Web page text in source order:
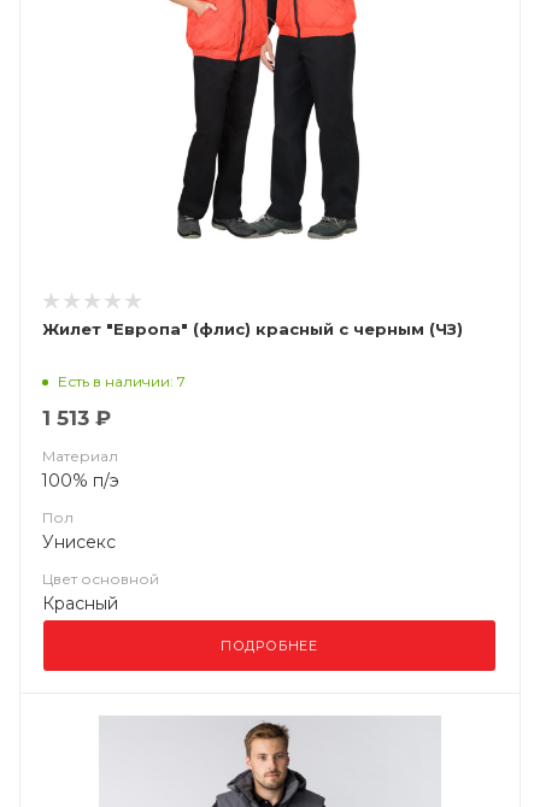
Жилет "Европа" (флис) красный с черным (ЧЗ)
Есть в наличии: 7
1 513 ₽
Материал
100% п/э
Пол
Унисекс
Цвет основной
Красный
ПОДРОБНЕЕ